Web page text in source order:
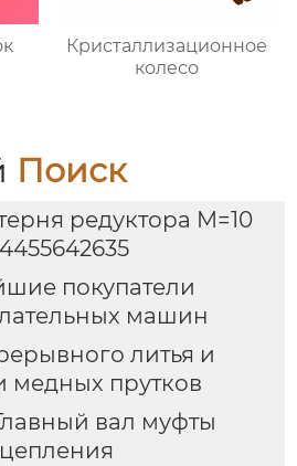
Кристаллизационное
колесо
Поиск
редуктора M=10
покупатели
машин
литья и
медных прутков
вал муфты